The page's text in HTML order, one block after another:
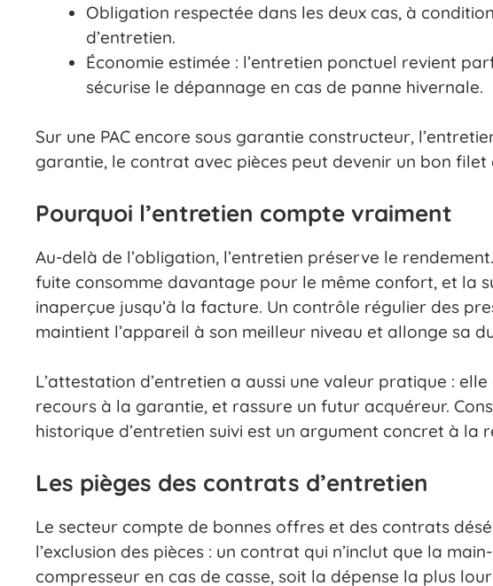
Obligation respectée dans les deux cas, à
d’entretien.
Économie estimée : l’entretien ponctuel revient
sécurise le dépannage en cas de panne hivernale.
Sur une PAC encore sous garantie constructeur,
garantie, le contrat avec pièces peut devenir un bon filet
Pourquoi l’entretien compte vraiment
Au-delà de l’obligation, l’entretien préserve le
fuite consomme davantage pour le même confort, et la
inaperçue jusqu’à la facture. Un contrôle régulier des
maintient l’appareil à son meilleur niveau et allonge sa
L’attestation d’entretien a aussi une valeur pratique :
recours à la garantie, et rassure un futur acquéreur.
historique d’entretien suivi est un argument concret à la
Les pièges des contrats d’entretien
Le secteur compte de bonnes offres et des contrats
l’exclusion des pièces : un contrat qui n’inclut que la
compresseur en cas de casse, soit la dépense la plus